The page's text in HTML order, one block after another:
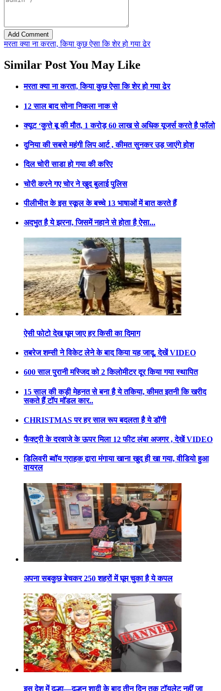
मरता क्या ना करता, किया कुछ ऐसा कि शेर हो गया ढेर
Similar Post You May Like
मरता क्या ना करता, किया कुछ ऐसा कि शेर हो गया ढेर
12 साल बाद सोना निकला नाक से
क्यूट ‘कुत्ते बू की मौत, 1 करोड़ 60 लाख से अधिक यूजर्स करते है फॉलो
दुनिया की सबसे महंगी लिप आर्ट , कीमत सुनकर उड़ जाएंगे होश
दिल चोरी साडा हो गया की करिए
चोरी करने गए चोर ने खुद बुलाई पुलिस
पीलीभीत के इस स्कूल के बच्चे 13 भाषाओं में बात करते हैं
अदभुत है ये झरना, जिसमें नहाने से होता है ऐसा...
ऐसी फोटो देख घूम जाए हर किसी का दिमाग
तबरेज शम्सी ने विकेट लेने के बाद किया यह जादू, देखें VIDEO
600 साल पुरानी मस्जिद को 2 किलोमीटर दूर किया गया स्थापित
15 साल की कड़ी मेहनत से बना है ये तकिया, कीमत इतनी कि खरीद
सकते हैं टॉप मॉडल कार..
CHRISTMAS पर हर साल रूप बदलता है ये डॉगी
फैक्ट्री के दरवाजे के ऊपर मिला 12 फीट लंबा अजगर , देखें VIDEO
डिलिवरी ब्वॉय ग्राहक द्वारा मंगाया खाना खुद ही खा गया, वीडियो हुआ
वायरल
अपना सबकुछ बेचकर 250 शहरों में घूम चुका है ये कपल
इस देश में दूल्हा—दुल्हन शादी के बाद तीन दिन तक टॉयलेट नहीं जा